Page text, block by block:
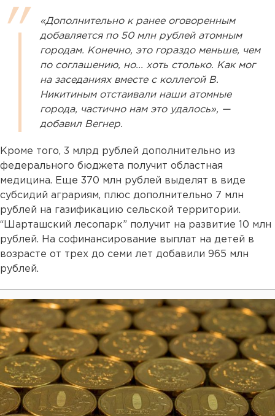
«Дополнительно к ранее оговоренным
добавляется по 50 млн рублей атомным
городам. Конечно, это гораздо меньше, чем
по соглашению, но... хоть столько. Как мог
на заседаниях вместе с коллегой В.
Никитиным отстаивали наши атомные
города, частично нам это удалось», —
добавил Вегнер.
Кроме того, 3 млрд рублей дополнительно из
федерального бюджета получит областная
медицина. Еще 370 млн рублей выделят в виде
субсидий аграриям, плюс дополнительно 7 млн
рублей на газификацию сельской территории.
“Шарташский лесопарк” получит на развитие 10 млн
рублей. На софинансирование выплат на детей в
возрасте от трех до семи лет добавили 965 млн
рублей.